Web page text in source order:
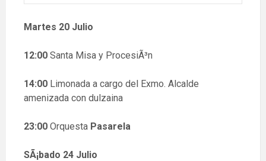
Martes 20 Julio
12:00 Santa Misa y ProcesiÃ³n
14:00 Limonada a cargo del Exmo. Alcalde
amenizada con dulzaina
23:00 Orquesta Pasarela
SÃ¡bado 24 Julio